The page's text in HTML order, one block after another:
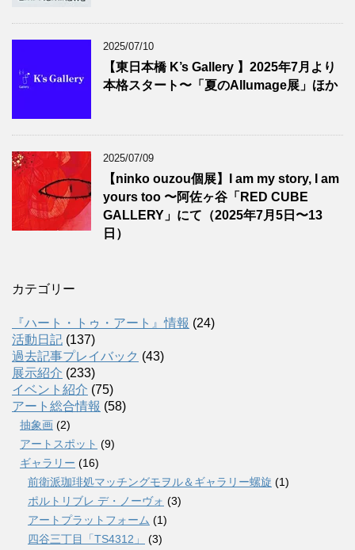
2025/07/10
【東日本橋 K’s Gallery 】2025年7月より
本格スタート〜「夏のAllumage展」ほか
2025/07/09
【ninko ouzou個展】I am my story, I am
yours too 〜阿佐ヶ谷「RED CUBE
GALLERY」にて（2025年7月5日〜13
日）
カテゴリー
『ハート・トゥ・アート』情報 (24)
活動日記 (137)
過去記事プレイバック (43)
展示紹介 (233)
イベント紹介 (75)
アート総合情報 (58)
抽象画 (2)
アートスポット (9)
ギャラリー (16)
前衛派珈琲処マッチングモヲル＆ギャラリー螺旋 (1)
ポルトリブレ デ・ノーヴォ (3)
アートプラットフォーム (1)
四谷三丁目「TS4312」
(3)